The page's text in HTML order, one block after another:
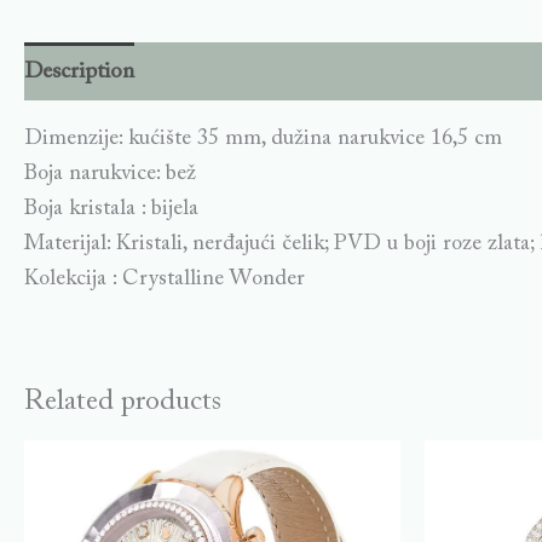
Description
Dimenzije: kućište 35 mm, dužina narukvice 16,5 cm
Boja narukvice: bež
Boja kristala : bijela
Materijal: Kristali, nerđajući čelik; PVD u boji roze zlata;
Kolekcija : Crystalline Wonder
Related products